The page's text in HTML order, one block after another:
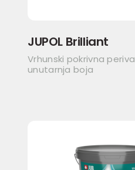
JUPOL Brilliant
Vrhunski pokrivna periva
unutarnja boja